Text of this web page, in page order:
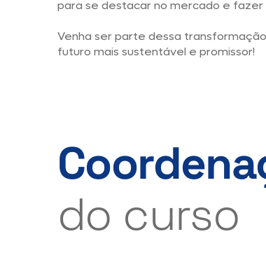
para se destacar no mercado e
Venha ser parte dessa
futuro mais sustentável e promissor!
do curso